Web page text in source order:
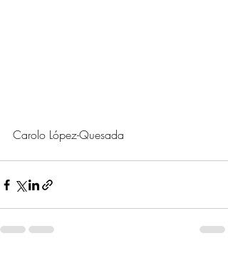
Carolo López-Quesada